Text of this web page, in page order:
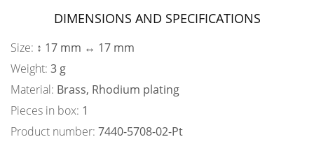
DIMENSIONS AND SPECIFICATIONS
Size: ↕ 17 mm ↔ 17 mm
Weight: 3 g
Material: Brass, Rhodium plating
Pieces in box: 1
Product number: 7440-5708-02-Pt